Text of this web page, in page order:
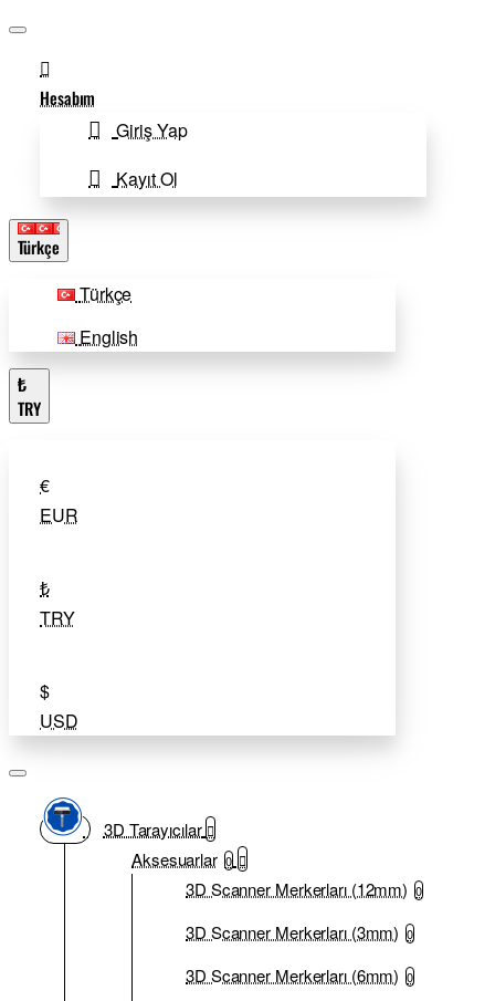
Hesabım
Giriş Yap
Kayıt Ol
Türkçe
Türkçe
English
₺
TRY
€
EUR
₺
TRY
$
USD
3D Tarayıcılar
Aksesuarlar 0
3D Scanner Merkerları (12mm) 0
3D Scanner Merkerları (3mm) 0
3D Scanner Merkerları (6mm) 0